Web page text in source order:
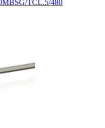
TCL.5/480